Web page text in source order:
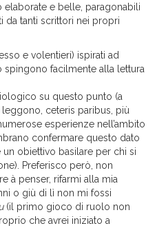
e belle, paragonabili
da tanti scrittori nei propri
e volentieri) ispirati ad
facilmente alla lettura
su questo punto (a
ceteris paribus, più
esperienze nell’ambito
confermare questo dato
un obiettivo basilare per chi si
Preferisco però, non
à penser, rifarmi alla mia
o giù di lì non mi fossi
(il primo gioco di ruolo non
che avrei iniziato a